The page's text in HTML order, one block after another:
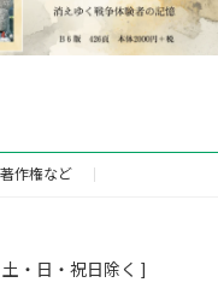
著作権など
・日・祝日除く ]